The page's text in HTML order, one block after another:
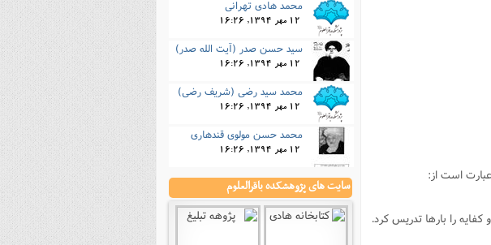
است از:
را بارها تدریس کرد.
محمد هادی تهرانی
12 مهر 1394, 16:26
سید حسن صدر (آیت الله صدر)
12 مهر 1394, 16:26
محمد سید رضی (شریف رضى)
12 مهر 1394, 16:26
محمد حسن مولوی قندهاری
12 مهر 1394, 16:26
سایت های پژوهشکده باقرالعلوم